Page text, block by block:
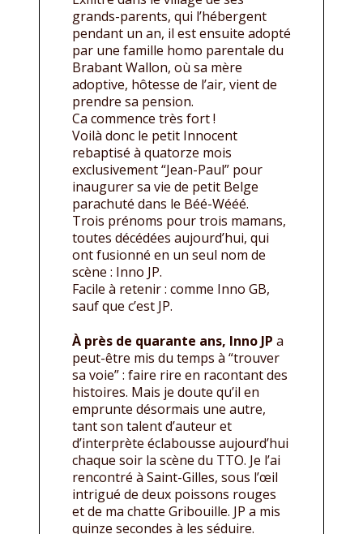
grands-parents, qui l’hébergent
pendant un an, il est ensuite adopté
par une famille homo parentale du
Brabant Wallon, où sa mère
adoptive, hôtesse de l’air, vient de
prendre sa pension.
Ca commence très fort !
Voilà donc le petit Innocent
rebaptisé à quatorze mois
exclusivement “Jean-Paul” pour
inaugurer sa vie de petit Belge
parachuté dans le Béé-Wééé.
Trois prénoms pour trois mamans,
toutes décédées aujourd’hui, qui
ont fusionné en un seul nom de
scène : Inno JP.
Facile à retenir : comme Inno GB,
sauf que c’est JP.
À près de quarante ans, Inno JP a
peut-être mis du temps à “trouver
sa voie” : faire rire en racontant des
histoires. Mais je doute qu’il en
emprunte désormais une autre,
tant son talent d’auteur et
d’interprète éclabousse aujourd’hui
chaque soir la scène du TTO. Je l’ai
rencontré à Saint-Gilles, sous l’œil
intrigué de deux poissons rouges
et de ma chatte Gribouille. JP a mis
quinze secondes à les séduire.